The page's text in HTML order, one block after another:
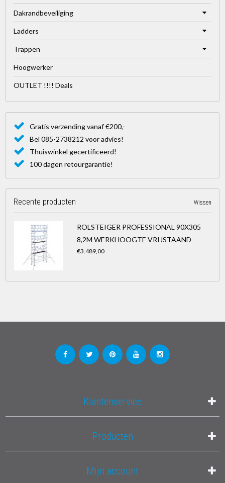
Dakrandbeveiliging
Ladders
Trappen
Hoogwerker
OUTLET !!!! Deals
Gratis verzending vanaf €200,-
Bel 085-2738212 voor advies!
Thuiswinkel gecertificeerd!
100 dagen retourgarantie!
Recente producten Wissen
ROLSTEIGER PROFESSIONAL 90X305
8,2M WERKHOOGTE VRIJSTAAND
€3.489,00
Klantenservice
Producten
Mijn account